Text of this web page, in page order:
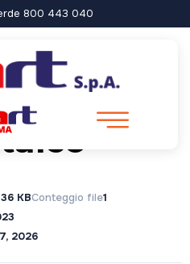
800 443 040
Metrico
KBConteggio file1
2026